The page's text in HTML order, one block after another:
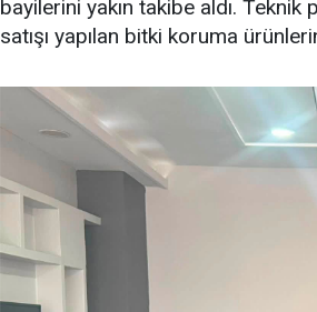
bayilerini yakın takibe aldı.
satışı yapılan bitki koruma